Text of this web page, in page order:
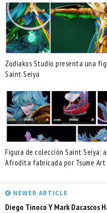
Zodiakos Studio presenta una
Saint Seiya
Figura de colección Saint Seiya:
Afrodita fabricada por Tsume Art
NEWER ARTICLE
Diego Tinoco Y Mark Dacascos